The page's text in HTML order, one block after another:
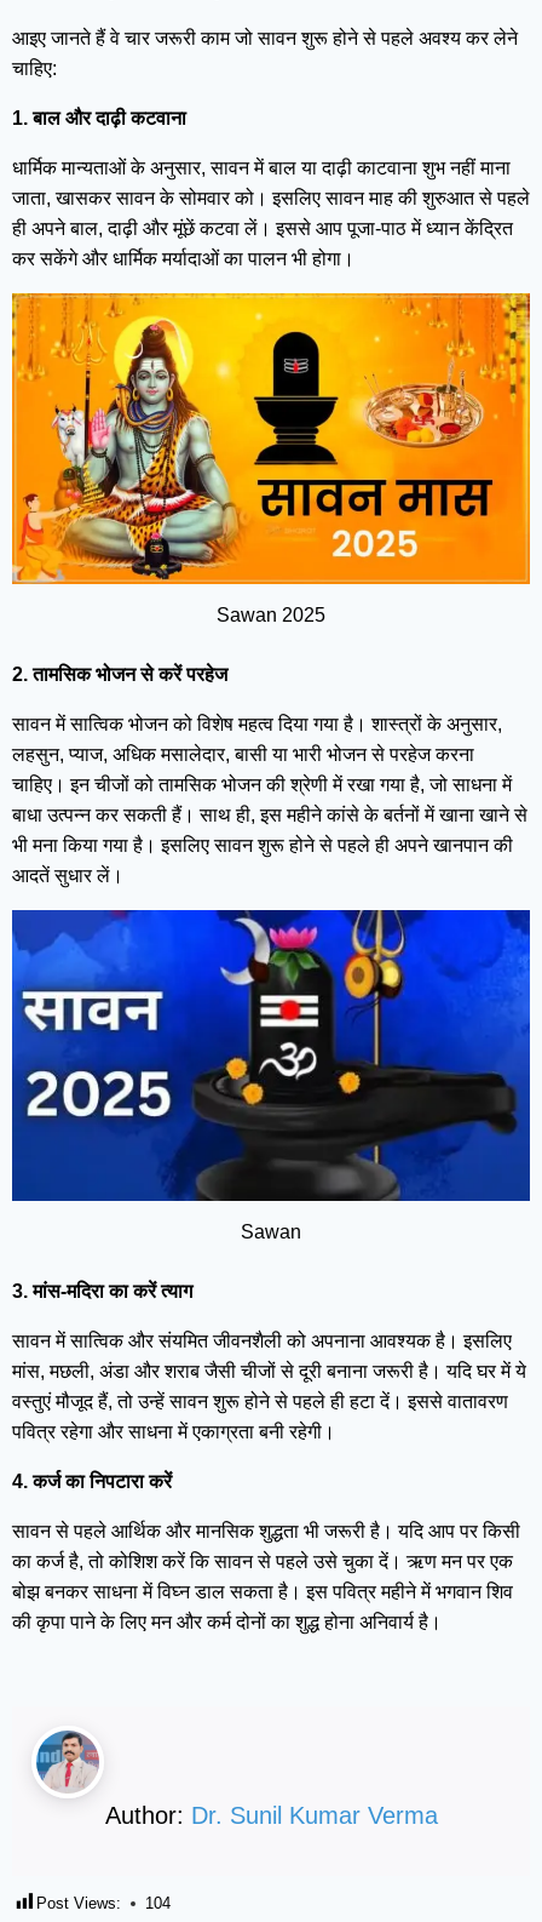
आइए जानते हैं वे चार जरूरी काम जो सावन शुरू होने से पहले अवश्य कर लेने
चाहिए:
1. बाल और दाढ़ी कटवाना
धार्मिक मान्यताओं के अनुसार, सावन में बाल या दाढ़ी काटवाना शुभ नहीं माना
जाता, खासकर सावन के सोमवार को। इसलिए सावन माह की शुरुआत से पहले
ही अपने बाल, दाढ़ी और मूंछें कटवा लें। इससे आप पूजा-पाठ में ध्यान केंद्रित
कर सकेंगे और धार्मिक मर्यादाओं का पालन भी होगा।
Sawan 2025
2. तामसिक भोजन से करें परहेज
सावन में सात्विक भोजन को विशेष महत्व दिया गया है। शास्त्रों के अनुसार,
लहसुन, प्याज, अधिक मसालेदार, बासी या भारी भोजन से परहेज करना
चाहिए। इन चीजों को तामसिक भोजन की श्रेणी में रखा गया है, जो साधना में
बाधा उत्पन्न कर सकती हैं। साथ ही, इस महीने कांसे के बर्तनों में खाना खाने से
भी मना किया गया है। इसलिए सावन शुरू होने से पहले ही अपने खानपान की
आदतें सुधार लें।
Sawan
3. मांस-मदिरा का करें त्याग
सावन में सात्विक और संयमित जीवनशैली को अपनाना आवश्यक है। इसलिए
मांस, मछली, अंडा और शराब जैसी चीजों से दूरी बनाना जरूरी है। यदि घर में ये
वस्तुएं मौजूद हैं, तो उन्हें सावन शुरू होने से पहले ही हटा दें। इससे वातावरण
पवित्र रहेगा और साधना में एकाग्रता बनी रहेगी।
4. कर्ज का निपटारा करें
सावन से पहले आर्थिक और मानसिक शुद्धता भी जरूरी है। यदि आप पर किसी
का कर्ज है, तो कोशिश करें कि सावन से पहले उसे चुका दें। ऋण मन पर एक
बोझ बनकर साधना में विघ्न डाल सकता है। इस पवित्र महीने में भगवान शिव
की कृपा पाने के लिए मन और कर्म दोनों का शुद्ध होना अनिवार्य है।
Author: Dr. Sunil Kumar Verma
Post Views: 104